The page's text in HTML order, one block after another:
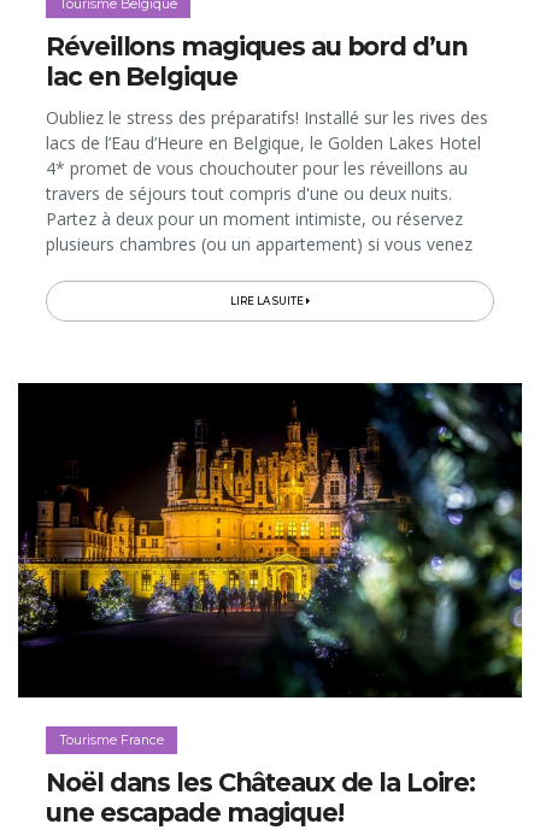
Tourisme Belgique
Réveillons magiques au bord d’un
lac en Belgique
Oubliez le stress des préparatifs! Installé sur les rives des
lacs de l’Eau d’Heure en Belgique, le Golden Lakes Hotel
4* promet de vous chouchouter pour les réveillons au
travers de séjours tout compris d'une ou deux nuits.
Partez à deux pour un moment intimiste, ou réservez
plusieurs chambres (ou un appartement) si vous venez
LIRE LA SUITE
Tourisme France
Noël dans les Châteaux de la Loire:
une escapade magique!